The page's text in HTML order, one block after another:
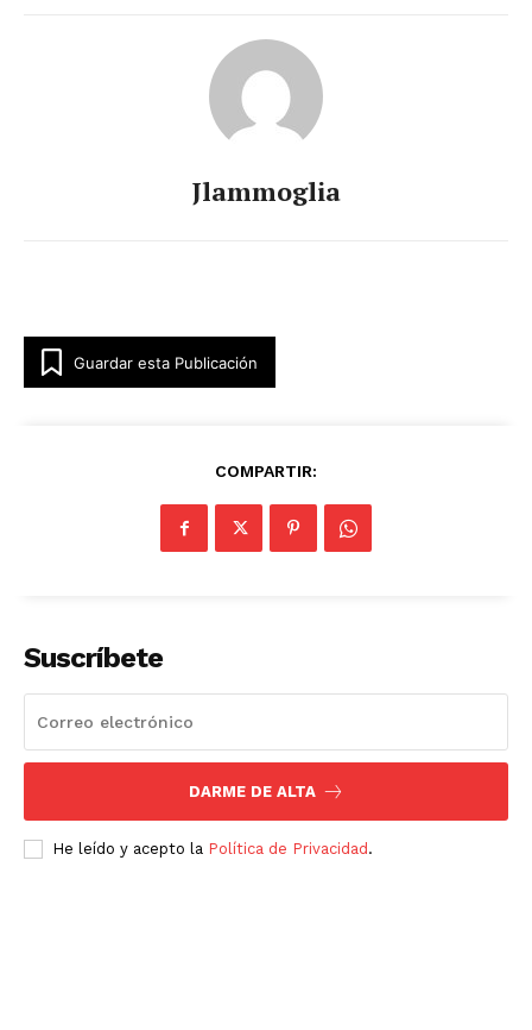
Jlammoglia
Guardar esta Publicación
COMPARTIR:
Suscríbete
DARME DE ALTA
He leído y acepto la Política de Privacidad .